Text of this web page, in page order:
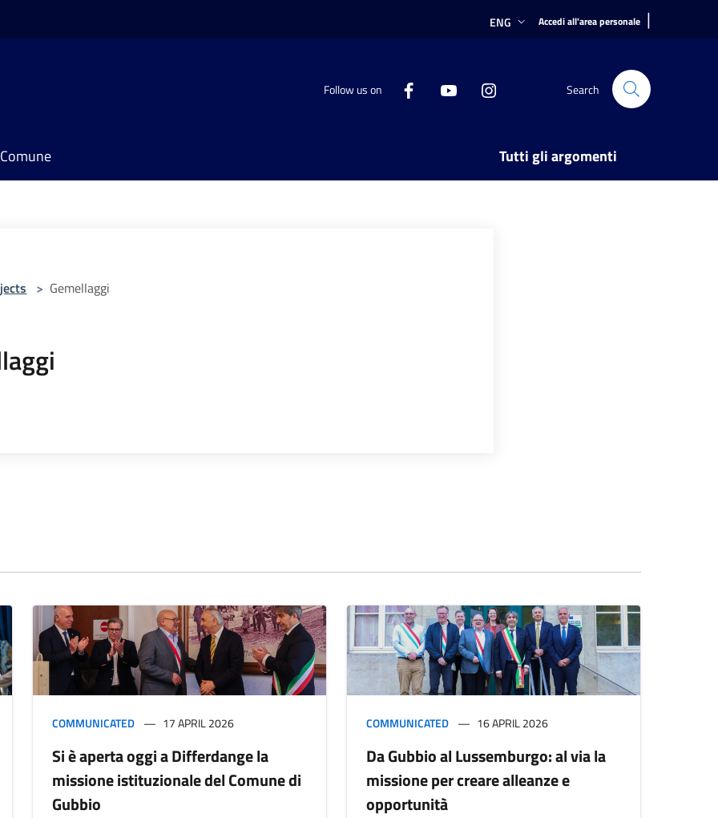
ENG Accedi all'area personale |
Follow us on Search
Tutti gli argomenti
> Gemellaggi
COMMUNICATED 17 APRIL 2026
Si è aperta oggi a Differdange la
missione istituzionale del Comune di
Gubbio
COMMUNICATED 16 APRIL 2026
Da Gubbio al Lussemburgo: al via la
missione per creare alleanze e
opportunità